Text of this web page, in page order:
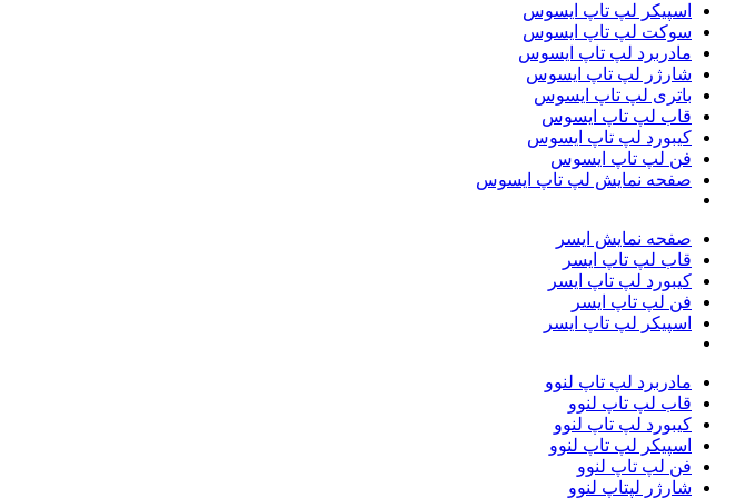
اسپیکر لپ تاپ ایسوس
سوکت لپ تاپ ایسوس
مادربرد لپ تاپ ایسوس
شارژر لپ تاپ ایسوس
باتری لپ تاپ ایسوس
قاب لپ تاپ ایسوس
کیبورد لپ تاپ ایسوس
فن لپ تاپ ایسوس
صفحه نمایش لپ تاپ ایسوس
صفحه نمایش ایسر
قاب لپ تاپ ایسر
کیبورد لپ تاپ ایسر
فن لپ تاپ ایسر
اسپیکر لپ تاپ ایسر
مادربرد لپ تاپ لنوو
قاب لپ تاپ لنوو
کیبورد لپ تاپ لنوو
اسپیکر لپ تاپ لنوو
فن لپ تاپ لنوو
شارژر لپتاپ لنوو